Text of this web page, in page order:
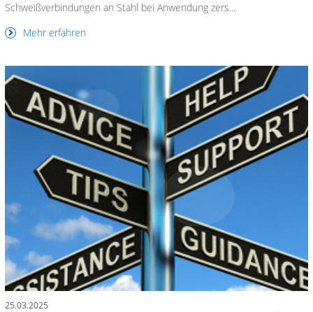
Schweißverbindungen an Stahl bei Anwendung zers...
Mehr erfahren
25.03.2025